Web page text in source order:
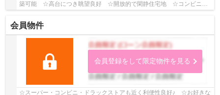
築可能 ☆高台につき眺望良好 ☆開放的で閑静住宅地 ☆コンビニ徒
歩圏内にあり 【平塚市の土地（売地）のことならリ...
会員物件
会員登録をして限定物件を見る
☆スーパー・コンビニ・ドラックストアも近く利便性良好♪ ☆お好きな